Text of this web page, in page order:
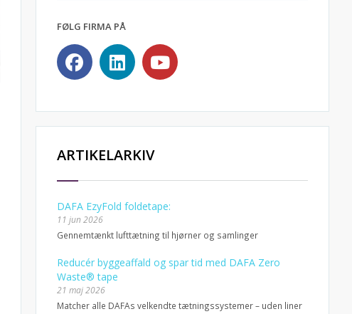
FØLG FIRMA PÅ
ARTIKELARKIV
DAFA EzyFold foldetape:
11 jun 2026
Gennemtænkt lufttætning til hjørner og samlinger
Reducér byggeaffald og spar tid med DAFA Zero
Waste® tape
21 maj 2026
Matcher alle DAFAs velkendte tætningssystemer – uden liner